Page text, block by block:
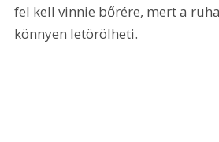
fel kell vinnie bőrére, mert a
könnyen letörölheti.